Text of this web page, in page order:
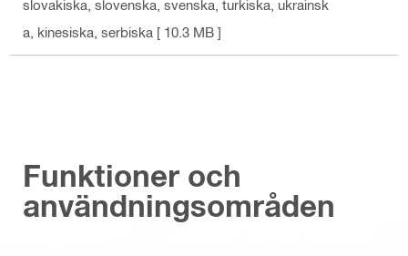
slovakiska, slovenska, svenska, turkiska, ukrainsk
a, kinesiska, serbiska [ 10.3 MB ]
Funktioner och
användningsområden